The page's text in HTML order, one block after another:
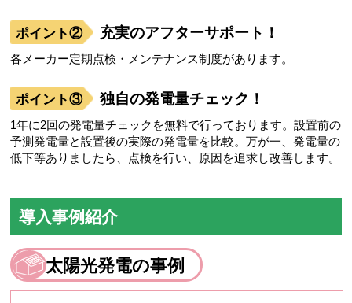
充実のアフターサポート！
各メーカー定期点検・メンテナンス制度があります。
独自の発電量チェック！
1年に2回の発電量チェックを無料で行っております。設置前の
予測発電量と設置後の実際の発電量を比較。万が一、発電量の
低下等ありましたら、点検を行い、原因を追求し改善します。
導入事例紹介
太陽光発電の事例